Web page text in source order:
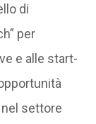
di
per
e alle start-
settore